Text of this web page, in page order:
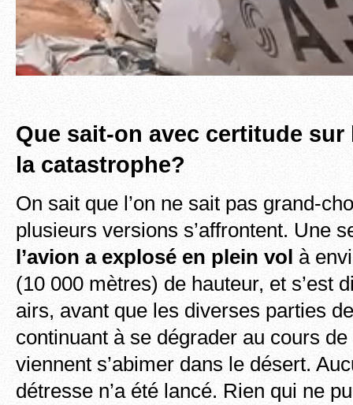
Que sait-on avec certitude
la catastrophe?
On sait que l’on ne sait pas grand-
plusieurs versions s’affrontent. Une
l’avion a explosé en plein vol à
(10 000 mètres) de hauteur, et s’est
airs, avant que les diverses parties
continuant à se dégrader au cours
viennent s’abimer dans le désert.
détresse n’a été lancé. Rien qui ne